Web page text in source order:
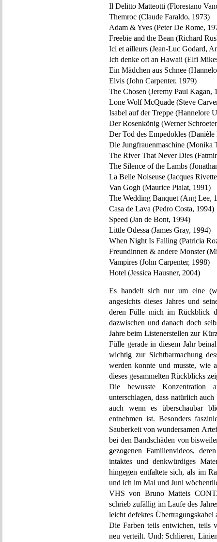
Il Delitto Matteotti (Florestano
Themroc (Claude Faraldo, 1973)
Adam & Yves (Peter De Rome,
Freebie and the Bean (Richard
Ici et ailleurs (Jean-Luc Godard,
Ich denke oft an Hawaii (Elfi
Ein Mädchen aus Schnee
Elvis (John Carpenter, 1979)
The Chosen (Jeremy Paul Kagan,
Lone Wolf McQuade (Steve
Isabel auf der Treppe (Hannelore
Der Rosenkönig (Werner
Der Tod des Empedokles
Die Jungfrauenmaschine (Monika
The River That Never Dies
The Silence of the Lambs
La Belle Noiseuse (Jacques
Van Gogh (Maurice Pialat, 1991)
The Wedding Banquet (Ang Lee,
Casa de Lava (Pedro Costa, 1994)
Speed (Jan de Bont, 1994)
Little Odessa (James Gray, 1994)
When Night Is Falling (Patricia
Freundinnen & andere Monster
Vampires (John Carpenter, 1998)
Hotel (Jessica Hausner, 2004)
Es handelt sich nur um eine
angesichts dieses Jahres und
deren Fülle mich im Rückblick
dazwischen und danach doch
Jahre beim Listenerstellen zur
Fülle gerade in diesem Jahr
wichtig zur Sichtbarmachung
werden konnte und musste, wie
dieses gesammelten Rückblicks
Die bewusste Konzentration
unterschlagen, dass natürlich
auch wenn es überschaubar
entnehmen ist. Besonders
Sauberkeit von wundersamen
bei den Bandschäden von
gezogenen Familienvideos,
intaktes und denkwürdiges
hingegen entfaltete sich, als im
und ich im Mai und Juni
VHS von Bruno Matteis
schrieb zufällig im Laufe des
leicht defektes
Die Farben teils entwichen, teils
neu verteilt. Und: Schlieren,